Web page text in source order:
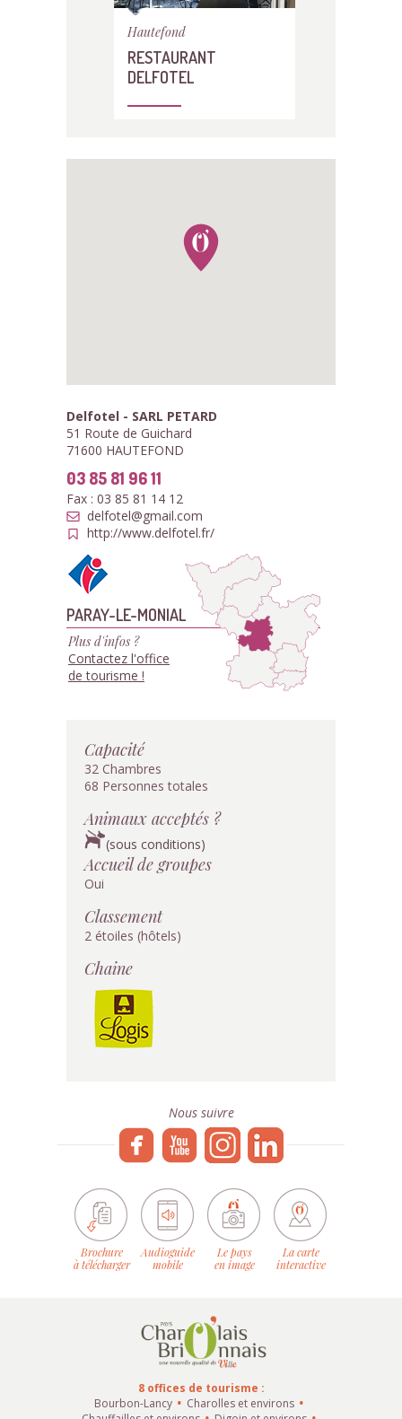
Hautefond
RESTAURANT
DELFOTEL
Delfotel - SARL PETARD
51 Route de Guichard
71600 HAUTEFOND
03 85 81 96 11
Fax : 03 85 81 14 12
delfotel@gmail.com
http://www.delfotel.fr/
PARAY-LE-MONIAL
Plus d'infos ?
Contactez l'office
de tourisme !
Capacité
32 Chambres
68 Personnes totales
Animaux acceptés ?
(sous conditions)
Accueil de groupes
Oui
Classement
2 étoiles (hôtels)
Chaine
Nous suivre
Brochure
à télécharger
Audioguide
mobile
Le pays
en image
La carte
interactive
8 offices de tourisme :
Bourbon-Lancy
Charolles et environs